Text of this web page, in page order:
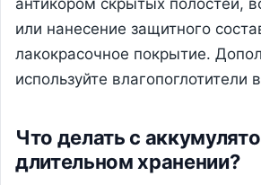
антикором скрытых полостей,
или нанесение защитного
лакокрасочное покрытие.
используйте
Что делать с
длительном хранении?